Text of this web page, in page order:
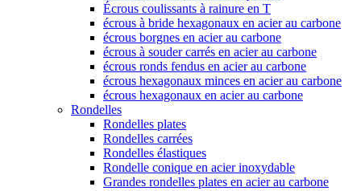
Écrous coulissants à rainure en T
écrous à bride hexagonaux en acier au carbone
écrous borgnes en acier au carbone
écrous à souder carrés en acier au carbone
écrous ronds fendus en acier au carbone
écrous hexagonaux minces en acier au carbone
écrous hexagonaux en acier au carbone
Rondelles
Rondelles plates
Rondelles carrées
Rondelles élastiques
Rondelle conique en acier inoxydable
Grandes rondelles plates en acier au carbone